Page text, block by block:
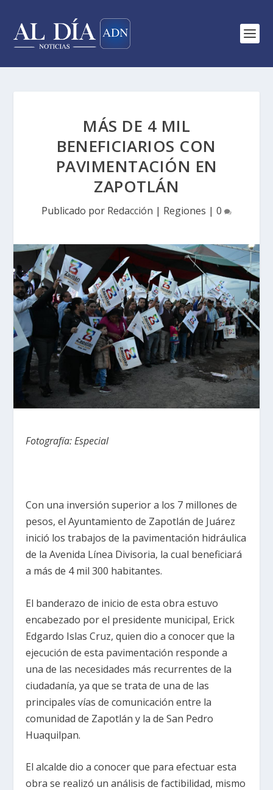
MÁS DE 4 MIL
BENEFICIARIOS CON
PAVIMENTACIÓN EN
ZAPOTLÁN
Publicado por Redacción | Regiones | 0
Fotografía: Especial
Con una inversión superior a los 7 millones de
pesos, el Ayuntamiento de Zapotlán de Juárez
inició los trabajos de la pavimentación hidráulica
de la Avenida Línea Divisoria, la cual beneficiará
a más de 4 mil 300 habitantes.
El banderazo de inicio de esta obra estuvo
encabezado por el presidente municipal, Erick
Edgardo Islas Cruz, quien dio a conocer que la
ejecución de esta pavimentación responde a
una de las necesidades más recurrentes de la
ciudadanía, ya que se trata de una de las
principales vías de comunicación entre la
comunidad de Zapotlán y la de San Pedro
Huaquilpan.
El alcalde dio a conocer que para efectuar esta
obra se realizó un análisis de factibilidad, mismo